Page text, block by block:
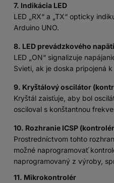
7. Indikácia LED
LED „RX“ a „TX“ opticky
Arduino UNO.
8. LED prevádzkového
LED „ON“ signalizuje
Svieti, ak je doska pripojená k
9. Kryštálový oscilátor
Kryštál zaisťuje, aby bol
osciloval s konštantnou
10. Rozhranie ICSP
Prostredníctvom tohto
možné naprogramovať
naprogramovaný z výroby,
11. Mikrokontrolér